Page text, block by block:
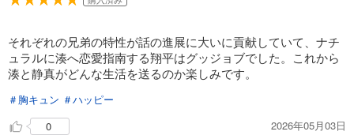
それぞれの兄弟の特性が話の進展に大いに貢献していて、ナチ
ュラルに湊へ恋愛指南する翔平はグッジョブでした。これから
湊と静真がどんな生活を送るのか楽しみです。
＃胸キュン ＃ハッピー
0
2026年05月03日